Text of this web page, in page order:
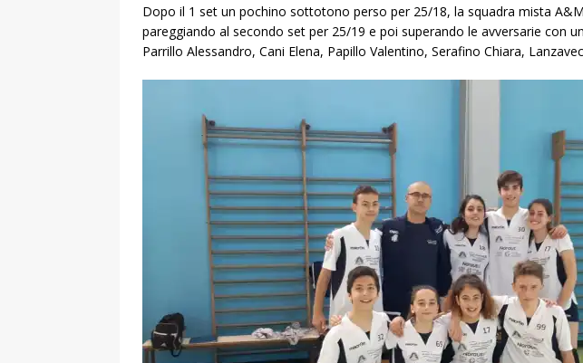
Dopo il 1 set un pochino sottotono perso per 25/18, la squadra mista
pareggiando al secondo set per 25/19 e poi superando le avversarie con
Parrillo Alessandro, Cani Elena, Papillo Valentino, Serafino Chiara,